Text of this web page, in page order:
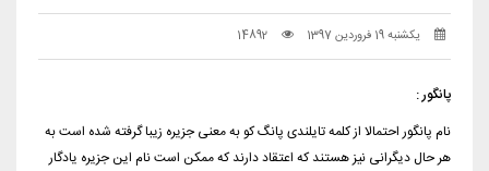
یکشنبه 19 فروردین 1397 14892
پانگور :
نام پانگور احتمالا از کلمه تایلندی پانگ کو به معنی جزیره زیبا گرفته شده است به
هر حال دیگرانی نیز هستند که اعتقاد دارند که ممکن است نام این جزیره یادگار